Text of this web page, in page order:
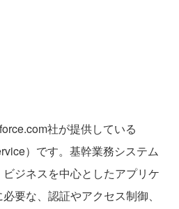
社が提供している
）です。基幹業務システム
ジネスを中心としたアプリケ
要な、認証やアクセス制御、